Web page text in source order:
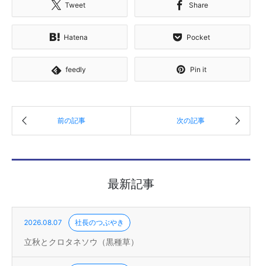
Tweet Share
Hatena Pocket
feedly Pin it
最新記事
2026.08.07 社長のつぶやき
立秋とクロタネソウ（黒種草）